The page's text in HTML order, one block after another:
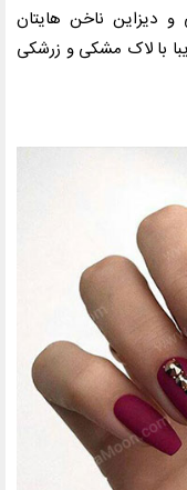
دیزاین ناخن هایتان
با لاک مشکی و زرشکی